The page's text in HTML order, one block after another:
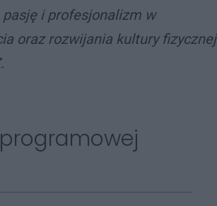
pasję i profesjonalizm w
oraz rozwijania kultury fizycznej